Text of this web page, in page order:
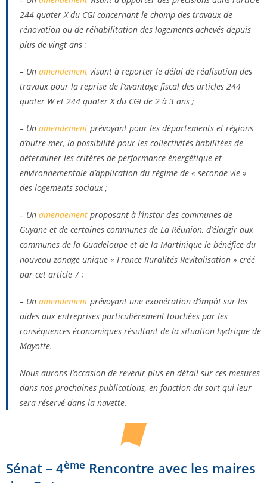
244 quater X du CGI concernant le champ des travaux de
rénovation ou de réhabilitation des logements achevés depuis
plus de vingt ans ;
– Un amendement visant à reporter le délai de réalisation des
travaux pour la reprise de l’avantage fiscal des articles 244
quater W et 244 quater X du CGI de 2 à 3 ans ;
– Un amendement prévoyant pour les départements et régions
d’outre-mer, la possibilité pour les collectivités habilitées de
déterminer les critères de performance énergétique et
environnementale d’application du régime de « seconde vie »
des logements sociaux ;
– Un amendement proposant à l’instar des communes de
Guyane et de certaines communes de La Réunion, d’élargir aux
communes de la Guadeloupe et de la Martinique le bénéfice du
nouveau zonage unique « France Ruralités Revitalisation » créé
par cet article 7 ;
– Un amendement prévoyant une exonération d’impôt sur les
aides aux entreprises particulièrement touchées par les
conséquences économiques résultant de la situation hydrique de
Mayotte.
Nous aurons l’occasion de revenir plus en détail sur ces mesures
dans nos prochaines publications, en fonction du sort qui leur
sera réservé dans la navette.
Sénat – 4ème Rencontre avec les maires